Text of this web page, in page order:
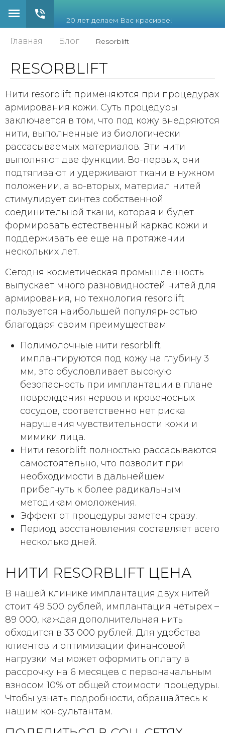
20 лет делаем Вас красивее!
Главная Блог Resorblift
RESORBLIFT
Нити resorblift применяются при процедурах
армирования кожи. Суть процедуры
заключается в том, что под кожу внедряются
нити, выполненные из биологически
рассасываемых материалов. Эти нити
выполняют две функции. Во-первых, они
подтягивают и удерживают ткани в нужном
положении, а во-вторых, материал нитей
стимулирует синтез собственной
соединительной ткани, которая и будет
формировать естественный каркас кожи и
поддерживать ее еще на протяжении
нескольких лет.
Сегодня косметическая промышленность
выпускает много разновидностей нитей для
армирования, но технология resorblift
пользуется наибольшей популярностью
благодаря своим преимуществам:
Полимолочные нити resorblift
имплантируются под кожу на глубину 3
мм, это обусловливает высокую
безопасность при имплантации в плане
повреждения нервов и кровеносных
сосудов, соответственно нет риска
нарушения чувствительности кожи и
мимики лица.
Нити resorblift полностью рассасываются
самостоятельно, что позволит при
необходимости в дальнейшем
прибегнуть к более радикальным
методикам омоложения.
Эффект от процедуры заметен сразу.
Период восстановления составляет всего
несколько дней.
НИТИ RESORBLIFT ЦЕНА
В нашей клинике имплантация двух нитей
стоит 49 500 рублей, имплантация четырех –
89 000, каждая дополнительная нить
обходится в 33 000 рублей. Для удобства
клиентов и оптимизации финансовой
нагрузки мы может оформить оплату в
рассрочку на 6 месяцев с первоначальным
взносом 10% от общей стоимости процедуры.
Чтобы узнать подробности, обращайтесь к
нашим консультантам.